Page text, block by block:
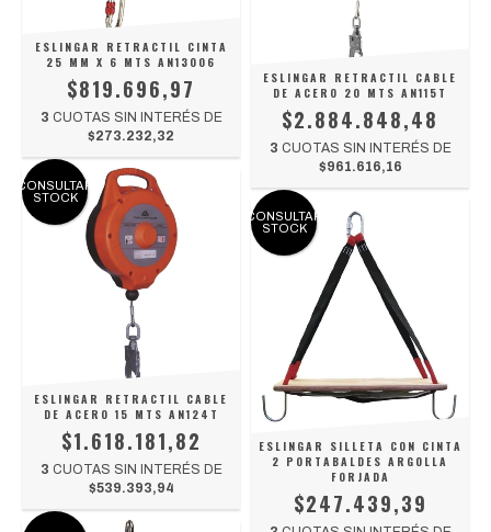
ESLINGAR RETRACTIL CINTA
25 MM X 6 MTS AN13006
$819.696,97
3 CUOTAS SIN INTERÉS DE
$273.232,32
ESLINGAR RETRACTIL CABLE
DE ACERO 20 MTS AN115T
$2.884.848,48
3 CUOTAS SIN INTERÉS DE
$961.616,16
CONSULTAR
STOCK
ESLINGAR RETRACTIL CABLE
DE ACERO 15 MTS AN124T
$1.618.181,82
3 CUOTAS SIN INTERÉS DE
$539.393,94
CONSULTAR
STOCK
ESLINGAR SILLETA CON CINTA
2 PORTABALDES ARGOLLA
FORJADA
$247.439,39